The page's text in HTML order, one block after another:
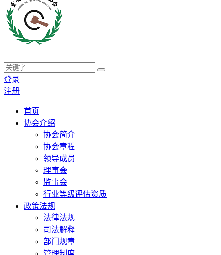
登录
注册
首页
协会介绍
协会简介
协会章程
领导成员
理事会
监事会
行业等级评估资质
政策法规
法律法规
司法解释
部门规章
管理制度